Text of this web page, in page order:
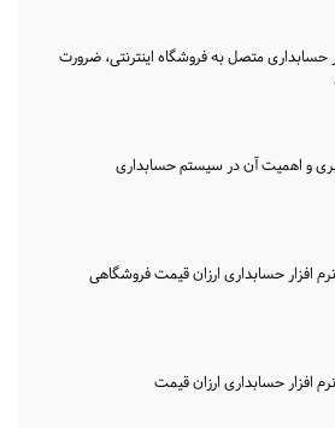
حسابداری متصل به فروشگاه اینترنتی، ضرورت
و اهمیت آن در سیستم حسابداری
افزار حسابداری ارزان قیمت فروشگاهی
افزار حسابداری ارزان قیمت